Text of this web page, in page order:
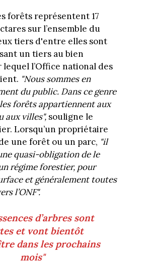
forêts représentent 17
sur l’ensemble du
tiers d'entre elles sont
un tiers au bien
lequel l’Office national des
"Nous sommes en
du public. Dans ce genre
forêts appartiennent aux
aux villes",souligne le
Lorsqu’un propriétaire
une forêt ou un parc, "il
quasi-obligation de le
régime forestier, pour
et généralement toutes
l’ONF".
d’arbres sont
et vont bientôt
dans les prochains
mois"